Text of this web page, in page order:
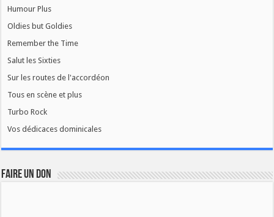
Humour Plus
Oldies but Goldies
Remember the Time
Salut les Sixties
Sur les routes de l'accordéon
Tous en scène et plus
Turbo Rock
Vos dédicaces dominicales
FAIRE UN DON